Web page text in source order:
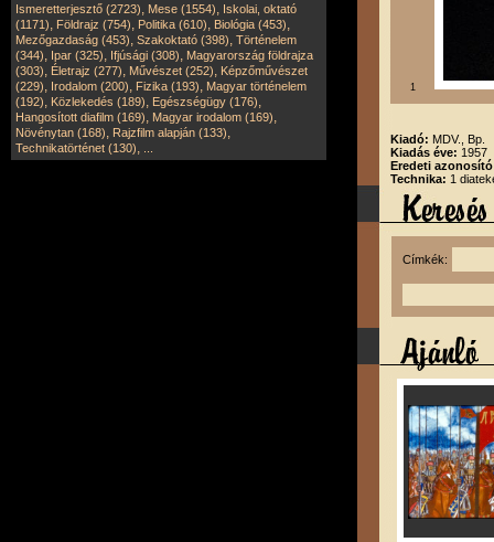
Ismeretterjesztő (2723), Mese (1554), Iskolai, oktató
(1171), Földrajz (754), Politika (610), Biológia (453),
Mezőgazdaság (453), Szakoktató (398), Történelem
(344), Ipar (325), Ifjúsági (308), Magyarország földrajza
(303), Életrajz (277), Művészet (252), Képzőművészet
(229), Irodalom (200), Fizika (193), Magyar történelem
(192), Közlekedés (189), Egészségügy (176),
Hangosított diafilm (169), Magyar irodalom (169),
Növénytan (168), Rajzfilm alapján (133),
Technikatörténet (130),
1
Kiadó: MDV., Bp.
Kiadás éve: 1957
Eredeti
Technika: 1
Címkék: